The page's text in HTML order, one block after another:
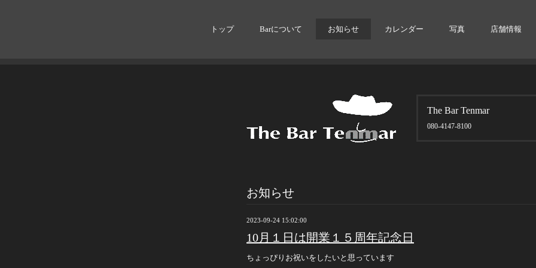
トップ Barについて お知らせ カレンダー 写真 店舗情報
The Bar Tenmar
080-4147-8100
お知らせ
2023-09-24 15:02:00
10月１日は開業１５周年記念日
ちょっぴりお祝いをしたいと思っています